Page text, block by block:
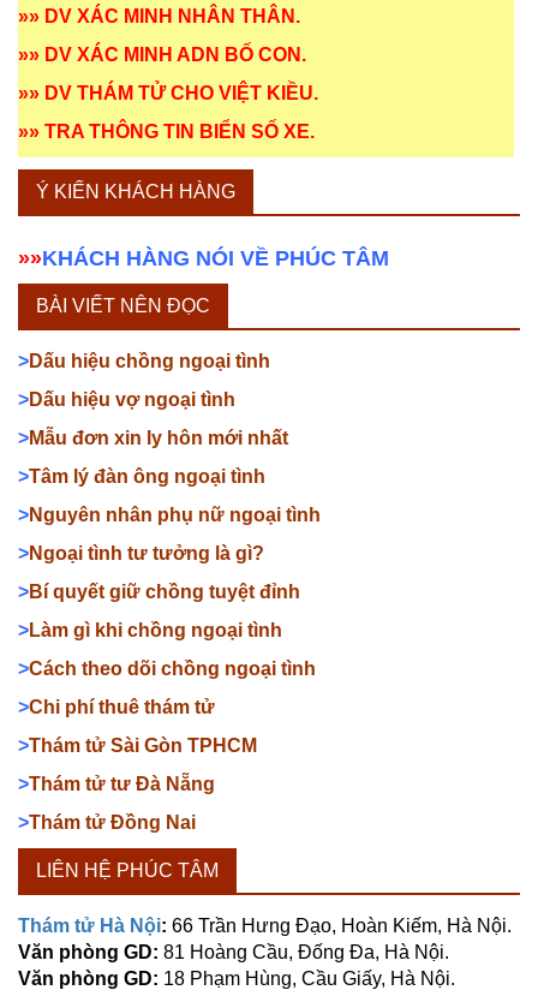
»» DV XÁC MINH NHÂN THÂN .
»» DV XÁC MINH ADN BỐ CON .
»» DV THÁM TỬ CHO VIỆT KIỀU.
»» TRA THÔNG TIN BIỂN SỐ XE.
Ý KIẾN KHÁCH HÀNG
»»KHÁCH HÀNG NÓI VỀ PHÚC TÂM
BÀI VIẾT NÊN ĐỌC
>Dấu hiệu chồng ngoại tình
>Dấu hiệu vợ ngoại tình
>Mẫu đơn xin ly hôn mới nhất
>Tâm lý đàn ông ngoại tình
>Nguyên nhân phụ nữ ngoại tình
>Ngoại tình tư tưởng là gì?
>Bí quyết giữ chồng tuyệt đỉnh
>Làm gì khi chồng ngoại tình
>Cách theo dõi chồng ngoại tình
>Chi phí thuê thám tử
>Thám tử Sài Gòn TPHCM
>Thám tử tư Đà Nẵng
>Thám tử Đồng Nai
LIÊN HỆ PHÚC TÂM
Thám tử Hà Nội: 66 Trần Hưng Đạo, Hoàn Kiếm, Hà Nội.
Văn phòng GD: 81 Hoàng Cầu, Đống Đa, Hà Nội.
Văn phòng GD: 18 Phạm Hùng, Cầu Giấy, Hà Nội.